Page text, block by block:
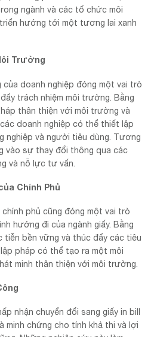
ngành và các tổ chức môi
hướng tới một tương lai xanh
Trường
doanh nghiệp đóng một vai trò
trách nhiệm môi trường. Bằng
thân thiện với môi trường và
doanh nghiệp có thể thiết lập
nghiệp và người tiêu dùng. Tương
vào sự thay đổi thông qua các
và nỗ lực tư vấn.
Chính Phủ
phủ cũng đóng một vai trò
hướng đi của ngành giấy. Bằng
tiễn bền vững và thúc đẩy các tiêu
pháp có thể tạo ra một môi
minh thân thiện với môi trường.
nhận chuyển đổi sang giấy in bill
minh chứng cho tính khả thi và lợi